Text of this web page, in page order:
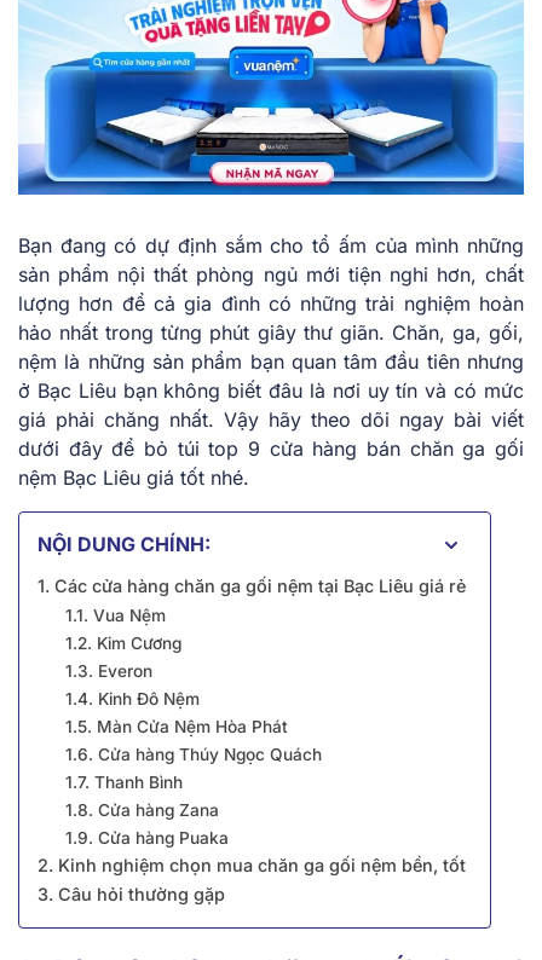
Bạn đang có dự định sắm cho tổ ấm của mình những
sản phẩm nội thất phòng ngủ mới tiện nghi hơn, chất
lượng hơn để cả gia đình có những trải nghiệm hoàn
hảo nhất trong từng phút giây thư giãn. Chăn, ga, gối,
nệm là những sản phẩm bạn quan tâm đầu tiên nhưng
ở Bạc Liêu bạn không biết đâu là nơi uy tín và có mức
giá phải chăng nhất. Vậy hãy theo dõi ngay bài viết
dưới đây để bỏ túi top 9 cửa hàng bán chăn ga gối
nệm Bạc Liêu giá tốt nhé.
NỘI DUNG CHÍNH:
1. Các cửa hàng chăn ga gối nệm tại Bạc Liêu giá rẻ
1.1. Vua Nệm
1.2. Kim Cương
1.3. Everon
1.4. Kinh Đô Nệm
1.5. Màn Cửa Nệm Hòa Phát
1.6. Cửa hàng Thúy Ngọc Quách
1.7. Thanh Bình
1.8. Cửa hàng Zana
1.9. Cửa hàng Puaka
2. Kinh nghiệm chọn mua chăn ga gối nệm bền, tốt
3. Câu hỏi thường gặp